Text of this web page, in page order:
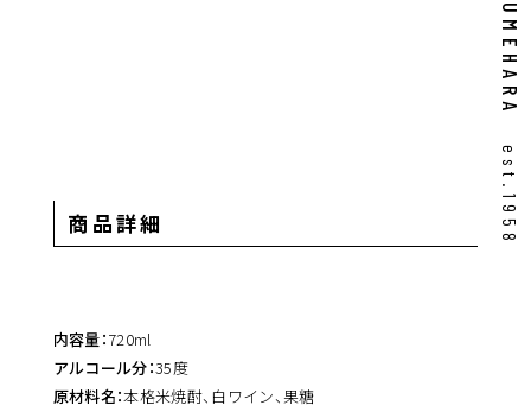
UMEHARA
est.1958
商品詳細
内容量：720ml
アルコール分：35度
原材料名：本格米焼酎、白ワイン、果糖